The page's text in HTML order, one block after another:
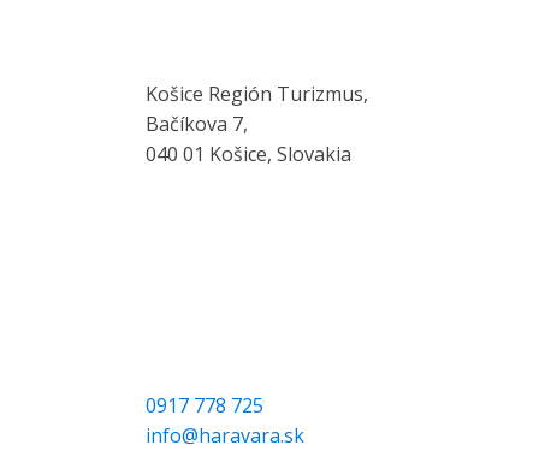
Košice Región Turizmus,
Bačíkova 7,
040 01 Košice, Slovakia
0917 778 725
info@haravara.sk